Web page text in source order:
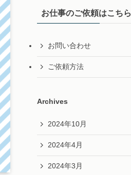
お仕事のご依頼はこちら
お問い合わせ
ご依頼方法
Archives
2024年10月
2024年4月
2024年3月